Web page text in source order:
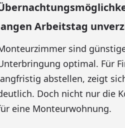
Arbeitstag
sind
optimal. Für
abstellen, zeigt
Doch nicht nur die
eine Monteurwohnung.